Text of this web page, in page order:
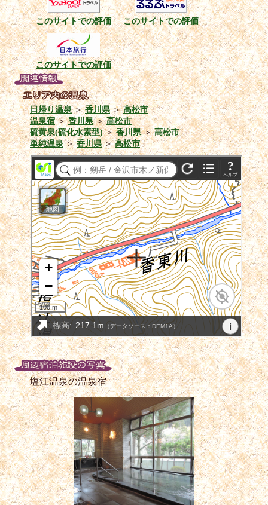
このサイトでの評価 このサイトでの評価
このサイトでの評価
日帰り温泉＞香川県＞高松市
温泉宿＞香川県＞高松市
硫黄泉(硫化水素型)＞香川県＞高松市
単純温泉＞香川県＞高松市
塩江温泉の温泉宿